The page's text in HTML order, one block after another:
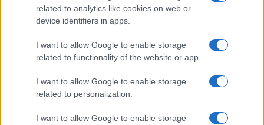
related to analytics like cookies on web or
device identifiers in apps.
I want to allow Google to enable storage
related to functionality of the website or app.
I want to allow Google to enable storage
related to personalization.
I want to allow Google to enable storage
Scopri Vulcano, l’isola delle Eolie con spiagge nere e
paesaggi vulcanici
PIÙ LETTI